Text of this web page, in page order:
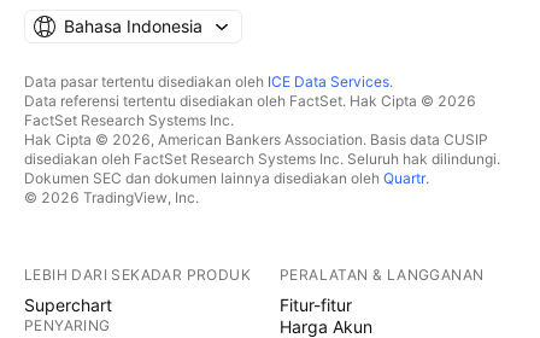
Bahasa Indonesia
Data pasar tertentu disediakan oleh ICE Data Services.
Data referensi tertentu disediakan oleh FactSet. Hak Cipta © 2026
FactSet Research Systems Inc.
Hak Cipta © 2026, American Bankers Association. Basis data CUSIP
disediakan oleh FactSet Research Systems Inc. Seluruh hak dilindungi.
Dokumen SEC dan dokumen lainnya disediakan oleh Quartr.
© 2026 TradingView, Inc.
LEBIH DARI SEKADAR PRODUK
Superchart
PENYARING
PERALATAN & LANGGANAN
Fitur-fitur
Harga Akun